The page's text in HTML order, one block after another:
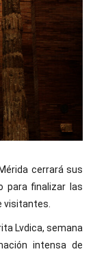
cerrará sus
para finalizar las
visitantes.
Lvdica, semana
intensa de